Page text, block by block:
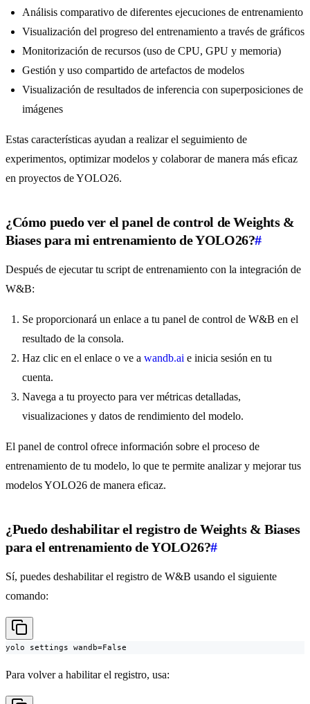
Análisis comparativo de diferentes ejecuciones de entrenamiento
Visualización del progreso del entrenamiento a través de gráficos
Monitorización de recursos (uso de CPU, GPU y memoria)
Gestión y uso compartido de artefactos de modelos
Visualización de resultados de inferencia con superposiciones de
imágenes
Estas características ayudan a realizar el seguimiento de
experimentos, optimizar modelos y colaborar de manera más eficaz
en proyectos de YOLO26.
¿Cómo puedo ver el panel de control de Weights &
Biases para mi entrenamiento de YOLO26?#
Después de ejecutar tu script de entrenamiento con la integración de
W&B:
Se proporcionará un enlace a tu panel de control de W&B en el
resultado de la consola.
Haz clic en el enlace o ve a wandb.ai e inicia sesión en tu
cuenta.
Navega a tu proyecto para ver métricas detalladas,
visualizaciones y datos de rendimiento del modelo.
El panel de control ofrece información sobre el proceso de
entrenamiento de tu modelo, lo que te permite analizar y mejorar tus
modelos YOLO26 de manera eficaz.
¿Puedo deshabilitar el registro de Weights & Biases
para el entrenamiento de YOLO26?#
Sí, puedes deshabilitar el registro de W&B usando el siguiente
comando:
yolo settings wandb=False
Para volver a habilitar el registro, usa: